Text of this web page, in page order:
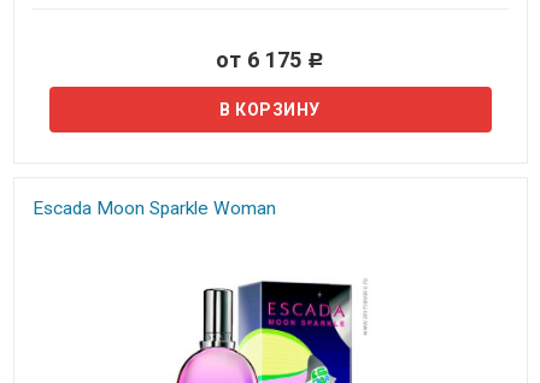
от 6 175 Р
Escada Moon Sparkle Woman